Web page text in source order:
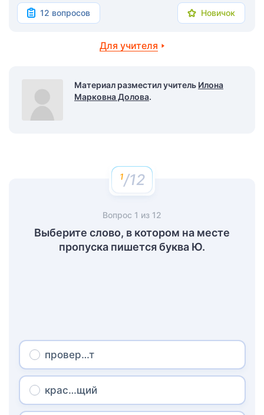
12 вопросов Новичок
Для учителя
Материал разместил учитель Илона
Марковна Долова.
/12
Вопрос 1 из 12
Выберите слово, в котором на месте
пропуска пишется буква Ю.
провер…т
крас…щий